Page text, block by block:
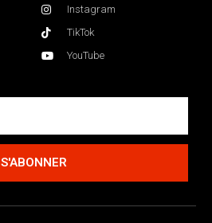
Instagram
TikTok
YouTube
S'ABONNER